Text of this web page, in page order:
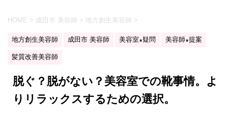
HOME > 成田市 美容師 > 地方創生美容師 >
地方創生美容師 成田市 美容師 美容室×疑問 美容師×提案
髪質改善美容師
脱ぐ？脱がない？美容室での靴事情。よ
りリラックスするための選択。